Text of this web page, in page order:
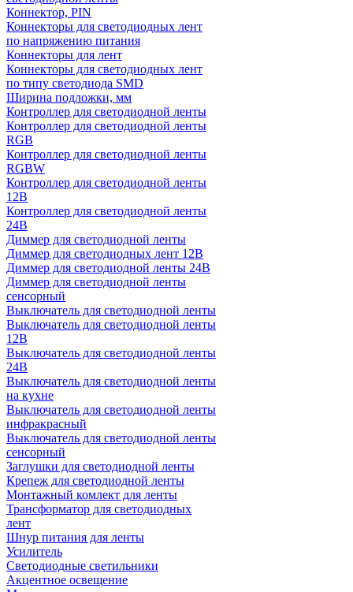
Коннектор, PIN
Коннекторы для светодиодных лент
по напряжению питания
Коннекторы для лент
Коннекторы для светодиодных лент
по типу светодиода SMD
Ширина подложки, мм
Контроллер для светодиодной ленты
Контроллер для светодиодной ленты
RGB
Контроллер для светодиодной ленты
RGBW
Контроллер для светодиодной ленты
12В
Контроллер для светодиодной ленты
24В
Диммер для светодиодной ленты
Диммер для светодиодных лент 12В
Диммер для светодиодной ленты 24В
Диммер для светодиодной ленты
сенсорный
Выключатель для светодиодной ленты
Выключатель для светодиодной ленты
12В
Выключатель для светодиодной ленты
24В
Выключатель для светодиодной ленты
на кухне
Выключатель для светодиодной ленты
инфракрасный
Выключатель для светодиодной ленты
сенсорный
Заглушки для светодиодной ленты
Крепеж для светодиодной ленты
Монтажный комлект для ленты
Трансформатор для светодиодных
лент
Шнур питания для ленты
Усилитель
Светодиодные светильники
Акцентное освещение